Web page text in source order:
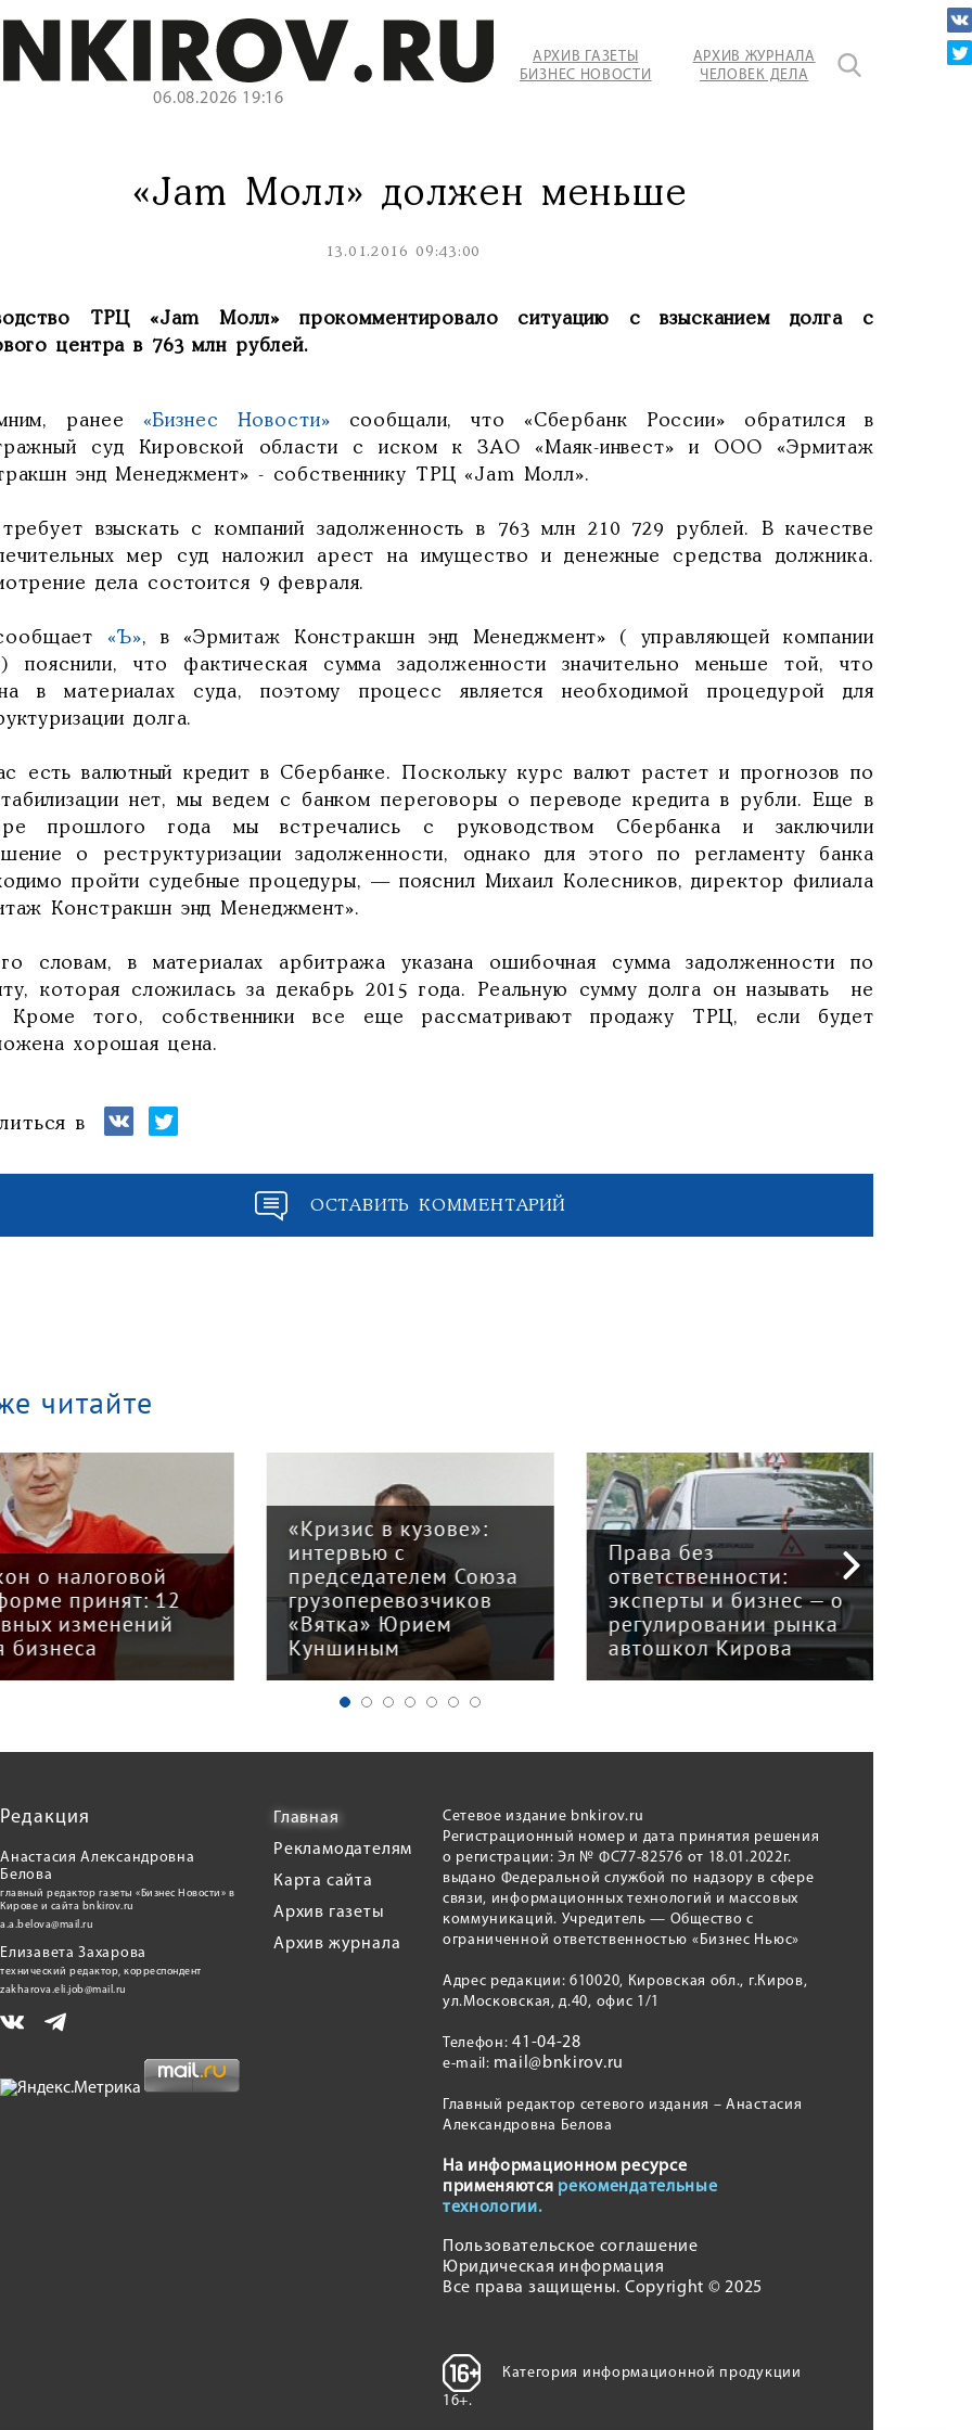
06.08.2026 19:16
АРХИВ ГАЗЕТЫ
БИЗНЕС НОВОСТИ
АРХИВ ЖУРНАЛА
ЧЕЛОВЕК ДЕЛА
«Jam Молл» должен меньше
13.01.2016 09:43:00
ТРЦ «Jam Молл» прокомментировало ситуацию с взысканием долга с
центра в 763 млн рублей.
ранее «Бизнес Новости» сообщали, что «Сбербанк России» обратился в
суд Кировской области с иском к ЗАО «Маяк-инвест» и ООО «Эрмитаж
энд Менеджмент» - собственнику ТРЦ «Jam Молл».
взыскать с компаний задолженность в 763 млн 210 729 рублей. В качестве
мер суд наложил арест на имущество и денежные средства должника.
дела состоится 9 февраля.
«Ъ», в «Эрмитаж Констракшн энд Менеджмент» ( управляющей компании
пояснили, что фактическая сумма задолженности значительно меньше той, что
в материалах суда, поэтому процесс является необходимой процедурой для
долга.
есть валютный кредит в Сбербанке. Поскольку курс валют растет и прогнозов по
нет, мы ведем с банком переговоры о переводе кредита в рубли. Еще в
прошлого года мы встречались с руководством Сбербанка и заключили
о реструктуризации задолженности, однако для этого по регламенту банка
пройти судебные процедуры, — пояснил Михаил Колесников, директор филиала
Констракшн энд Менеджмент».
словам, в материалах арбитража указана ошибочная сумма задолженности по
которая сложилась за декабрь 2015 года. Реальную сумму долга он называть не
Кроме того, собственники все еще рассматривают продажу ТРЦ, если будет
хорошая цена.
в
ОСТАВИТЬ КОММЕНТАРИЙ
читайте
о налоговой
принят: 12
изменений
бизнеса
«Кризис в кузове»:
интервью с
председателем Союза
грузоперевозчиков
«Вятка» Юрием
Куншиным
Права без
ответственности:
эксперты и бизнес — о
регулировании рынка
автошкол Кирова
Редакция
Анастасия Александровна
Белова
главный редактор газеты «Бизнес Новости» в
Кирове и сайта bnkirov.ru
a.a.belova@mail.ru
Елизавета Захарова
технический редактор, корреспондент
zakharova.eli.job@mail.ru
Главная
Рекламодателям
Карта сайта
Архив газеты
Архив журнала
Сетевое издание bnkirov.ru
Регистрационный номер и дата принятия решения
о регистрации: Эл № ФС77-82576 от 18.01.2022г.
выдано Федеральной службой по надзору в сфере
связи, информационных технологий и массовых
коммуникаций. Учредитель — Общество с
ограниченной ответственностью «Бизнес Ньюс»
Адрес редакции: 610020, Кировская обл., г.Киров,
ул.Московская, д.40, офис 1/1
Телефон:41-04-28
e-mail: mail@bnkirov.ru
Главный редактор сетевого издания – Анастасия
Александровна Белова
На информационном ресурсе
применяются рекомендательные
технологии.
Пользовательское соглашение
Юридическая информация
Все права защищены. Copyright © 2025
Категория информационной продукции
16+.